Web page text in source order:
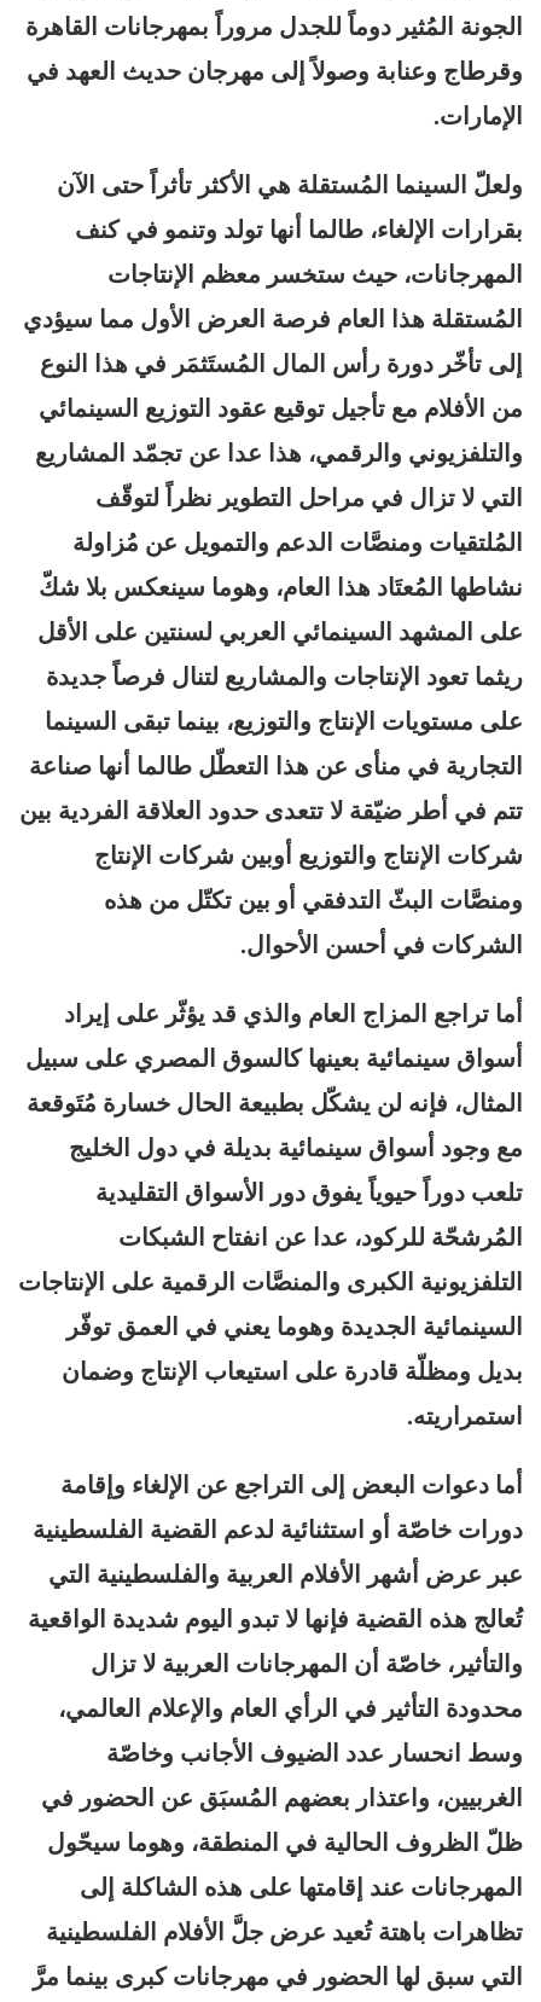
الجونة المُثير دوماً للجدل مروراً بمهرجانات القاهرة
وقرطاج وعنابة وصولاً إلى مهرجان حديث العهد في
الإمارات.
ولعلّ السينما المُستقلة هي الأكثر تأثراً حتى الآن
بقرارات الإلغاء، طالما أنها تولد وتنمو في كنف
المهرجانات، حيث ستخسر معظم الإنتاجات
المُستقلة هذا العام فرصة العرض الأول مما سيؤدي
إلى تأخّر دورة رأس المال المُستَثمَر في هذا النوع
من الأفلام مع تأجيل توقيع عقود التوزيع السينمائي
والتلفزيوني والرقمي، هذا عدا عن تجمّد المشاريع
التي لا تزال في مراحل التطوير نظراً لتوقّف
المُلتقيات ومنصَّات الدعم والتمويل عن مُزاولة
نشاطها المُعتَاد هذا العام، وهوما سينعكس بلا شكّ
على المشهد السينمائي العربي لسنتين على الأقل
ريثما تعود الإنتاجات والمشاريع لتنال فرصاً جديدة
على مستويات الإنتاج والتوزيع، بينما تبقى السينما
التجارية في منأى عن هذا التعطّل طالما أنها صناعة
تتم في أطر ضيّقة لا تتعدى حدود العلاقة الفردية بين
شركات الإنتاج والتوزيع أوبين شركات الإنتاج
ومنصَّات البثّ التدفقي أو بين تكتّل من هذه
الشركات في أحسن الأحوال.
أما تراجع المزاج العام والذي قد يؤثّر على إيراد
أسواق سينمائية بعينها كالسوق المصري على سبيل
المثال، فإنه لن يشكّل بطبيعة الحال خسارة مُتَوقعة
مع وجود أسواق سينمائية بديلة في دول الخليج
تلعب دوراً حيوياً يفوق دور الأسواق التقليدية
المُرشحّة للركود، عدا عن انفتاح الشبكات
التلفزيونية الكبرى والمنصَّات الرقمية على الإنتاجات
السينمائية الجديدة وهوما يعني في العمق توفّر
بديل ومظلّة قادرة على استيعاب الإنتاج وضمان
استمراريته.
أما دعوات البعض إلى التراجع عن الإلغاء وإقامة
دورات خاصّة أو استثنائية لدعم القضية الفلسطينية
عبر عرض أشهر الأفلام العربية والفلسطينية التي
تُعالج هذه القضية فإنها لا تبدو اليوم شديدة الواقعية
والتأثير، خاصّة أن المهرجانات العربية لا تزال
محدودة التأثير في الرأي العام والإعلام العالمي،
وسط انحسار عدد الضيوف الأجانب وخاصّة
الغربيين، واعتذار بعضهم المُسبَق عن الحضور في
ظلّ الظروف الحالية في المنطقة، وهوما سيحّول
المهرجانات عند إقامتها على هذه الشاكلة إلى
تظاهرات باهتة تُعيد عرض جلَّ الأفلام الفلسطينية
التي سبق لها الحضور في مهرجانات كبرى بينما مرَّ